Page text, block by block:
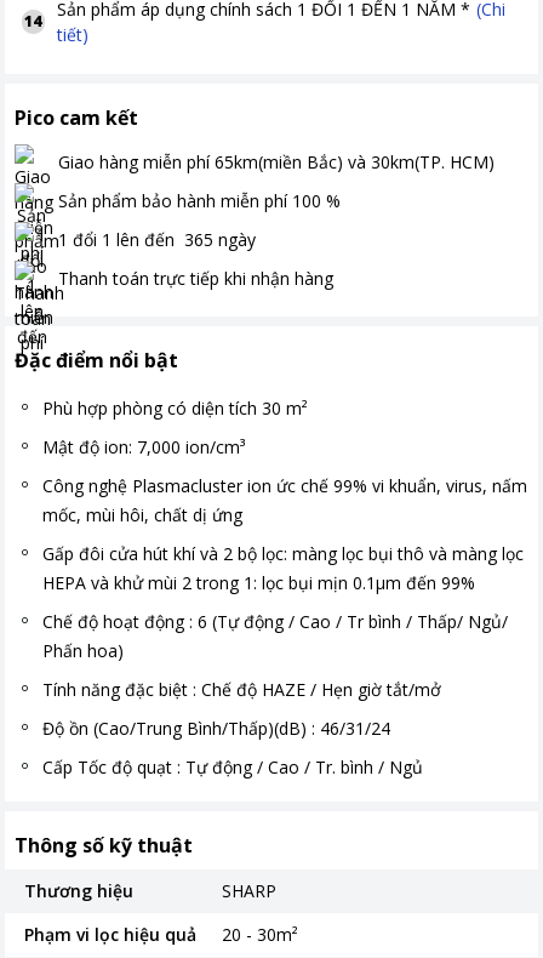
14
Sản phẩm áp dụng chính sách 1 ĐỔI 1 ĐẾN 1 NĂM * (Chi
tiết)
Pico cam kết
Giao hàng miễn phí 65km(miền Bắc) và 30km(TP. HCM)
Sản phẩm bảo hành miễn phí 100 %
1 đổi 1 lên đến 365 ngày
Thanh toán trực tiếp khi nhận hàng
Đặc điểm nổi bật
Phù hợp phòng có diện tích 30 m²
Mật độ ion: 7,000 ion/cm³
Công nghệ Plasmacluster ion ức chế 99% vi khuẩn, virus, nấm
mốc, mùi hôi, chất dị ứng
Gấp đôi cửa hút khí và 2 bộ lọc: màng lọc bụi thô và màng lọc
HEPA và khử mùi 2 trong 1: lọc bụi mịn 0.1µm đến 99%
Chế độ hoạt động : 6 (Tự động / Cao / Tr bình / Thấp/ Ngủ/
Phấn hoa)
Tính năng đặc biệt : Chế độ HAZE / Hẹn giờ tắt/mở
Độ ồn (Cao/Trung Bình/Thấp)(dB) : 46/31/24
Cấp Tốc độ quạt : Tự động / Cao / Tr. bình / Ngủ
Thông số kỹ thuật
Thương hiệu
SHARP
Phạm vi lọc hiệu quả
20 - 30m²